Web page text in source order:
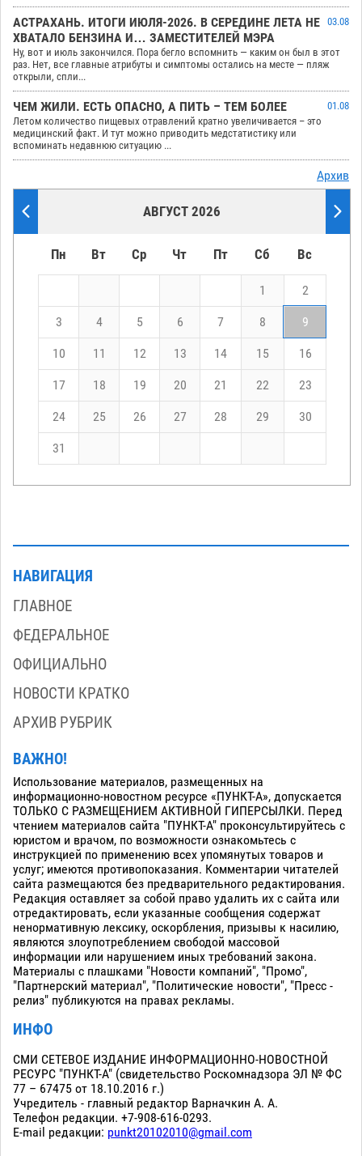
АСТРАХАНЬ. ИТОГИ ИЮЛЯ-2026. В СЕРЕДИНЕ ЛЕТА НЕ
ХВАТАЛО БЕНЗИНА И… ЗАМЕСТИТЕЛЕЙ МЭРА
03.08
Ну, вот и июль закончился. Пора бегло вспомнить — каким он был в этот
раз. Нет, все главные атрибуты и симптомы остались на месте — пляж
открыли, спли...
ЧЕМ ЖИЛИ. ЕСТЬ ОПАСНО, А ПИТЬ – ТЕМ БОЛЕЕ
01.08
Летом количество пищевых отравлений кратно увеличивается – это
медицинский факт. И тут можно приводить медстатистику или
вспоминать недавнюю ситуацию ...
Архив
АВГУСТ 2026
Пн Вт Ср Чт Пт Сб Вс
1 2
3 4 5 6 7 8 9
10 11 12 13 14 15 16
17 18 19 20 21 22 23
24 25 26 27 28 29 30
31
НАВИГАЦИЯ
ГЛАВНОЕ
ФЕДЕРАЛЬНОЕ
ОФИЦИАЛЬНО
НОВОСТИ КРАТКО
АРХИВ РУБРИК
ВАЖНО!
Использование материалов, размещенных на
информационно-новостном ресурсе «ПУНКТ-А», допускается
ТОЛЬКО С РАЗМЕЩЕНИЕМ АКТИВНОЙ ГИПЕРСЫЛКИ. Перед
чтением материалов сайта "ПУНКТ-А" проконсультируйтесь с
юристом и врачом, по возможности ознакомьтесь с
инструкцией по применению всех упомянутых товаров и
услуг; имеются противопоказания. Комментарии читателей
сайта размещаются без предварительного редактирования.
Редакция оставляет за собой право удалить их с сайта или
отредактировать, если указанные сообщения содержат
ненормативную лексику, оскорбления, призывы к насилию,
являются злоупотреблением свободой массовой
информации или нарушением иных требований закона.
Материалы с плашками "Новости компаний", "Промо",
"Партнерский материал", "Политические новости", "Пресс -
релиз" публикуются на правах рекламы.
ИНФО
СМИ СЕТЕВОЕ ИЗДАНИЕ ИНФОРМАЦИОННО-НОВОСТНОЙ
РЕСУРС "ПУНКТ-А" (свидетельство Роскомнадзора ЭЛ № ФС
77 – 67475 от 18.10.2016 г.)
Учредитель - главный редактор Варначкин А. А.
Телефон редакции. +7-908-616-0293.
E-mail редакции: punkt20102010@gmail.com